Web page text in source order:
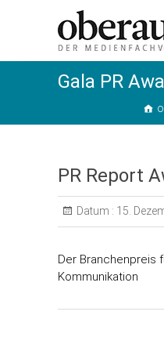
oberauer
Gala PR
PR Report
Datum : 15.
Der Branchenpreis
Kommunikation